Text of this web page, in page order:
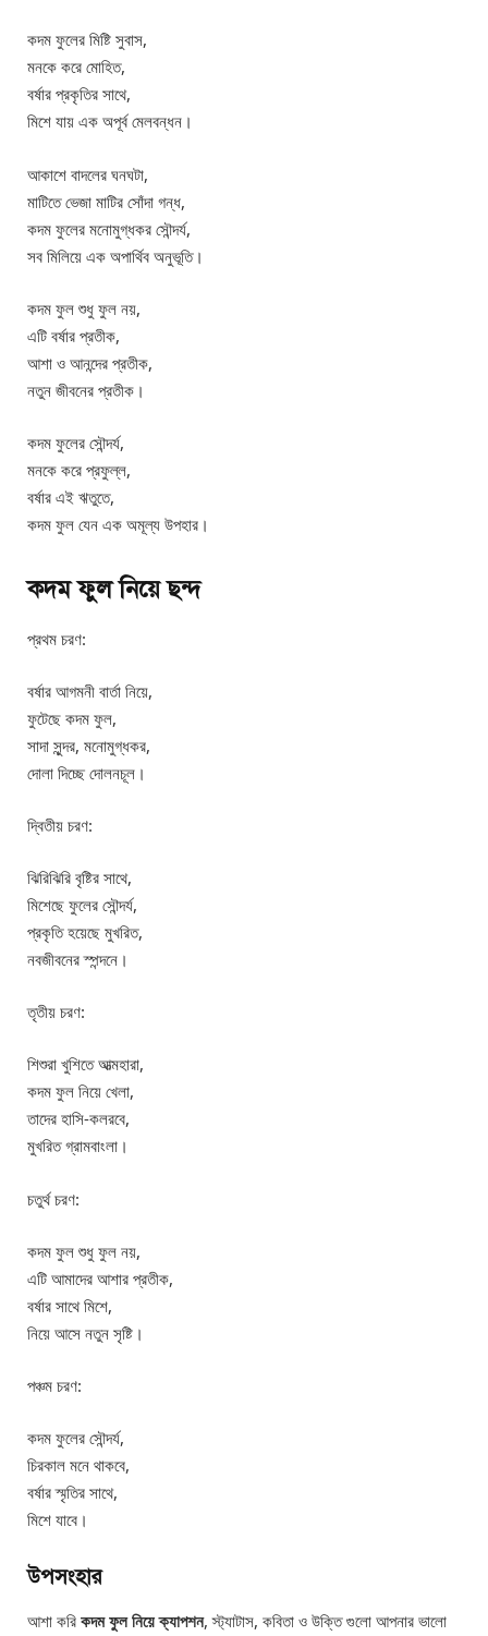
কদম ফুলের মিষ্টি সুবাস,
মনকে করে মোহিত,
বর্ষার প্রকৃতির সাথে,
মিশে যায় এক অপূর্ব মেলবন্ধন।
আকাশে বাদলের ঘনঘটা,
মাটিতে ভেজা মাটির সোঁদা গন্ধ,
কদম ফুলের মনোমুগ্ধকর সৌন্দর্য,
সব মিলিয়ে এক অপার্থিব অনুভূতি।
কদম ফুল শুধু ফুল নয়,
এটি বর্ষার প্রতীক,
আশা ও আনন্দের প্রতীক,
নতুন জীবনের প্রতীক।
কদম ফুলের সৌন্দর্য,
মনকে করে প্রফুল্ল,
বর্ষার এই ঋতুতে,
কদম ফুল যেন এক অমূল্য উপহার।
কদম ফুল নিয়ে ছন্দ
প্রথম চরণ:
বর্ষার আগমনী বার্তা নিয়ে,
ফুটেছে কদম ফুল,
সাদা সুন্দর, মনোমুগ্ধকর,
দোলা দিচ্ছে দোলনচূল।
দ্বিতীয় চরণ:
ঝিরিঝিরি বৃষ্টির সাথে,
মিশেছে ফুলের সৌন্দর্য,
প্রকৃতি হয়েছে মুখরিত,
নবজীবনের স্পন্দনে।
তৃতীয় চরণ:
শিশুরা খুশিতে আত্মহারা,
কদম ফুল নিয়ে খেলা,
তাদের হাসি-কলরবে,
মুখরিত গ্রামবাংলা।
চতুর্থ চরণ:
কদম ফুল শুধু ফুল নয়,
এটি আমাদের আশার প্রতীক,
বর্ষার সাথে মিশে,
নিয়ে আসে নতুন সৃষ্টি।
পঞ্চম চরণ:
কদম ফুলের সৌন্দর্য,
চিরকাল মনে থাকবে,
বর্ষার স্মৃতির সাথে,
মিশে যাবে।
উপসংহার
আশা করি কদম ফুল নিয়ে ক্যাপশন, স্ট্যাটাস, কবিতা ও উক্তি গুলো আপনার ভালো